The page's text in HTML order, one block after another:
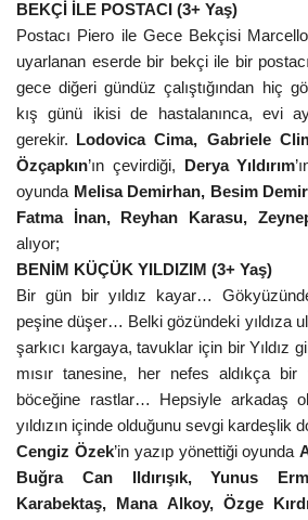
BEKÇİ İLE POSTACI (3+ Yaş)
Postacı Piero ile Gece Bekçisi
uyarlanan eserde bir bekçi ile bir
gece diğeri gündüz çalıştığından hiç
kış günü ikisi de hastalanınca, evi
gerekir.
Lodovica Cima, Gabriele
Özçapkın’ın çevirdiği, Derya Yıldırım
oyunda Melisa Demirhan, Besim
Fatma İnan, Reyhan Karasu,
alıyor;
BENİM KÜÇÜK YILDIZIM (3+ Yaş)
Bir gün bir yıldız kayar…
peşine düşer… Belki gözündeki yıldıza
şarkıcı kargaya, tavuklar için bir Yıldız
mısır tanesine, her nefes aldıkça bir
böceğine rastlar… Hepsiyle arkadaş
yıldızın içinde olduğunu sevgi kardeşlik
Cengiz Özek’in yazıp yönettiği oyunda
Buğra Can Ildırışık, Yunus
Karabektaş, Mana Alkoy, Özge